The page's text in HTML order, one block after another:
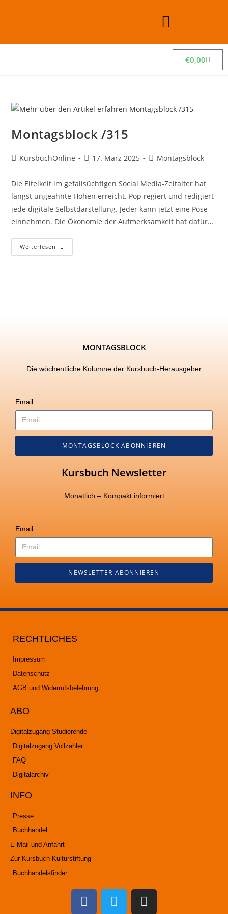
€0,00
Montagsblock /315
KursbuchOnline 17. März 2025 Montagsblock
Die Eitelkeit im gefallsüchtigen Social Media-Zeitalter hat
längst ungeahnte Höhen erreicht. Pop regiert und redigiert
jede digitale Selbstdarstellung. Jeder kann jetzt eine Pose
einnehmen. Die Ökonomie der Aufmerksamkeit hat dafür…
Weiterlesen
MONTAGSBLOCK
Die wöchentliche Kolumne der Kursbuch-Herausgeber
Email
MONTAGSBLOCK ABONNIEREN
Kursbuch Newsletter
Monatlich – Kompakt informiert
Email
NEWSLETTER ABONNIEREN
RECHTLICHES
Impressum
Datenschutz
AGB und Widerrufsbelehrung
ABO
Digitalzugang Studierende
Digitalzugang Vollzahler
FAQ
Digitalarchiv
INFO
Presse
Buchhandel
E-Mail und Anfahrt
Zur Kursbuch Kulturstiftung
Buchhandelsfinder